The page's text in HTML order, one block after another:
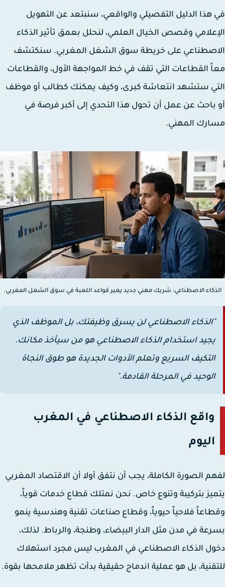
هذا الدليل التفصيلي والواقعي، سنبتعد عن التهويل
وقصص الخيال العلمي، لنحلل بعمق تأثير الذكاء
على خريطة سوق الشغل المغربي. سنكتشف
القطاعات التي تقف في خط المواجهة الأول، والقطاعات
ستشهد انتعاشة كبرى، وكيف يمكنك كطالب أو موظف
باحث عن عمل أن تحول هذا التحدي إلى أكبر فرصة في
المهني.
الاصطناعي: شريك مهني جديد يغير قواعد اللعبة في سوق الشغل المغربي.
"الذكاء الاصطناعي لن يسرق وظيفتك، بل الموظف الذي
يجيد استخدام الذكاء الاصطناعي هو من سيأخذ مكانك.
التكيف السريع وتعلم الأدوات الجديدة هو طوق النجاة
الوحيد في المرحلة القادمة."
واقع الذكاء الاصطناعي في المغرب
اليوم
الصورة الكاملة، يجب أن نتفق أولا أن الاقتصاد المغربي
بتركيبة وتنوع خاص. نحن نمتلك قطاع خدمات قوياً،
فلاحياً حيوياً، وقطاع صناعات تقنية وهندسية ينمو
في مدن مثل الدار البيضاء، وطنجة، والرباط. لذلك،
الذكاء الاصطناعي في المغرب ليس مجرد استهلاك
بل هو عملية اندماج حقيقية بدأت تظهر ملامحها بقوة.